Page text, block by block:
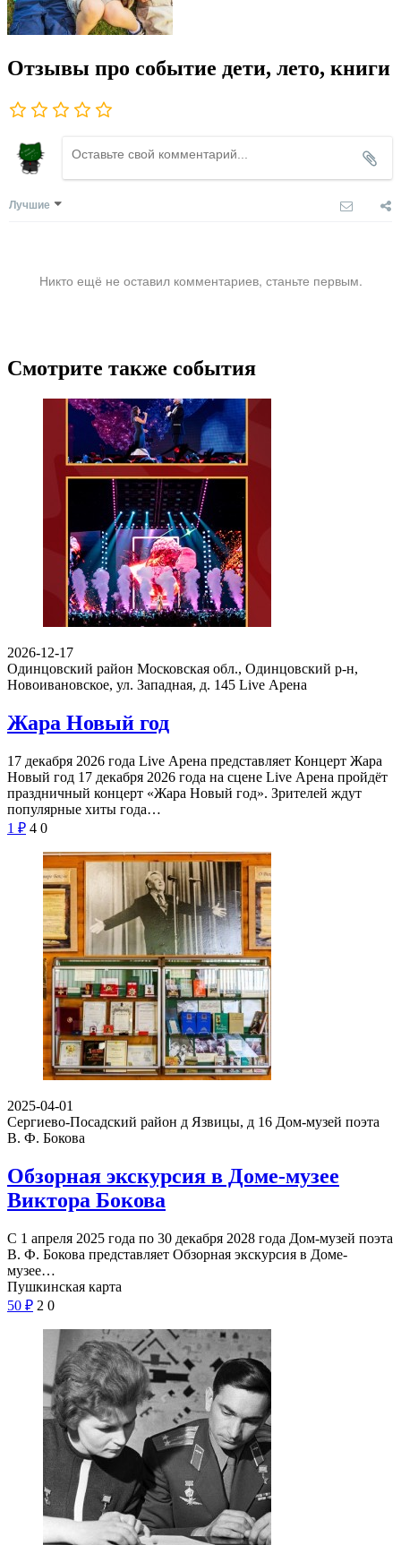
Отзывы про событие дети, лето, книги
Лучшие
Никто ещё не оставил комментариев, станьте первым.
Смотрите также события
2026-12-17
Одинцовский район Московская обл., Одинцовский р-н,
Новоивановское, ул. Западная, д. 145 Live Арена
Жара Новый год
17 декабря 2026 года Live Арена представляет Концерт Жара
Новый год 17 декабря 2026 года на сцене Live Арена пройдёт
праздничный концерт «Жара Новый год». Зрителей ждут
популярные хиты года…
1 ₽ 4 0
2025-04-01
Сергиево-Посадский район д Язвицы, д 16 Дом-музей поэта
В. Ф. Бокова
Обзорная экскурсия в Доме-музее
Виктора Бокова
С 1 апреля 2025 года по 30 декабря 2028 года Дом-музей поэта
В. Ф. Бокова представляет Обзорная экскурсия в Доме-
музее…
Пушкинская карта
50 ₽ 2 0